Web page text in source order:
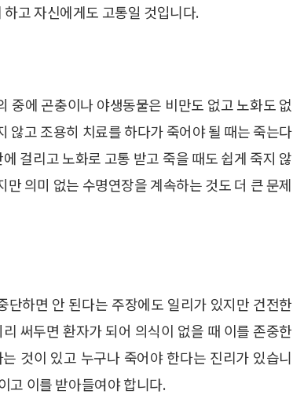
고 자신에게도 고통일 것입니다.
중에 곤충이나 야생동물은 비만도 없고 노화도 없
않고 조용히 치료를 하다가 죽어야 될 때는 죽는다
걸리고 노화로 고통 받고 죽을 때도 쉽게 죽지 않
의미 없는 수명연장을 계속하는 것도 더 큰 문제
하면 안 된다는 주장에도 일리가 있지만 건전한
써두면 환자가 되어 의식이 없을 때 이를 존중한
것이 있고 누구나 죽어야 한다는 진리가 있습니
고 이를 받아들여야 합니다.